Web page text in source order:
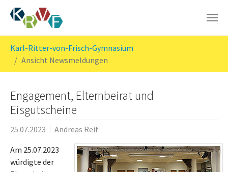
Karl-Ritter-von-Frisch-Gymnasium
Ansicht Newsmeldungen
Engagement, Elternbeirat und
Eisgutscheine
25.07.2023 Andreas Reif
Am 25.07.2023
würdigte der